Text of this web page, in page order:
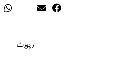
رپورٹ